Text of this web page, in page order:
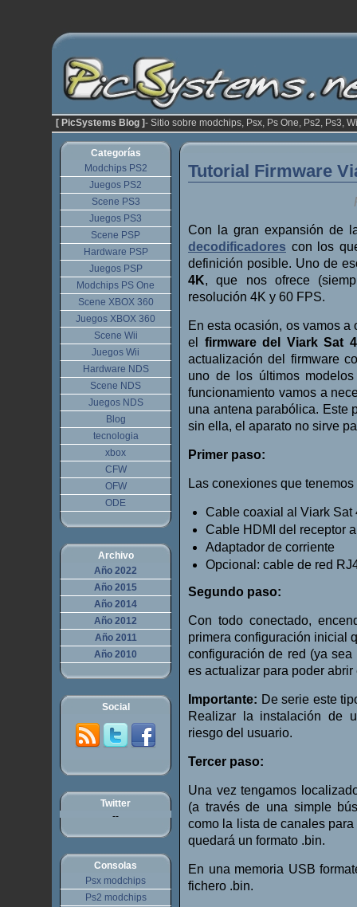
[ PicSystems Blog ]- Sitio sobre modchips, Psx, Ps One, Ps2, Ps3,
Tutorial Firmware
Con la gran expansión de
decodificadores con los
definición posible. Uno de
4K, que nos ofrece
resolución 4K y 60 FPS.
En esta ocasión, os vamos
el firmware del Viark Sat
actualización del firmware
uno de los últimos
funcionamiento vamos a
una antena parabólica. Este
sin ella, el aparato no sirve
Primer paso:
Las conexiones que
Cable coaxial al Viark Sat
Cable HDMI del receptor
Adaptador de corriente
Opcional: cable de red
Segundo paso:
Con todo conectado,
primera configuración inicial
configuración de red (ya
es actualizar para poder
Importante: De serie este
Realizar la instalación de
riesgo del usuario.
Tercer paso:
Una vez tengamos
(a través de una simple
como la lista de canales
quedará un formato .bin.
En una memoria USB
fichero .bin.
Categorías
Modchips PS2
Juegos PS2
Scene PS3
Juegos PS3
Scene PSP
Hardware PSP
Juegos PSP
Modchips PS One
Scene XBOX 360
Juegos XBOX 360
Scene Wii
Juegos Wii
Hardware NDS
Scene NDS
Juegos NDS
Blog
tecnologia
xbox
CFW
OFW
ODE
Archivo
Año 2022
Año 2015
Año 2014
Año 2012
Año 2011
Año 2010
Social
Twitter
--
Consolas
Psx modchips
Ps2 modchips